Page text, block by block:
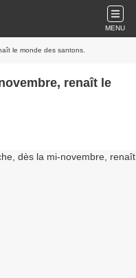
MENU
le monde des santons.
renaît le